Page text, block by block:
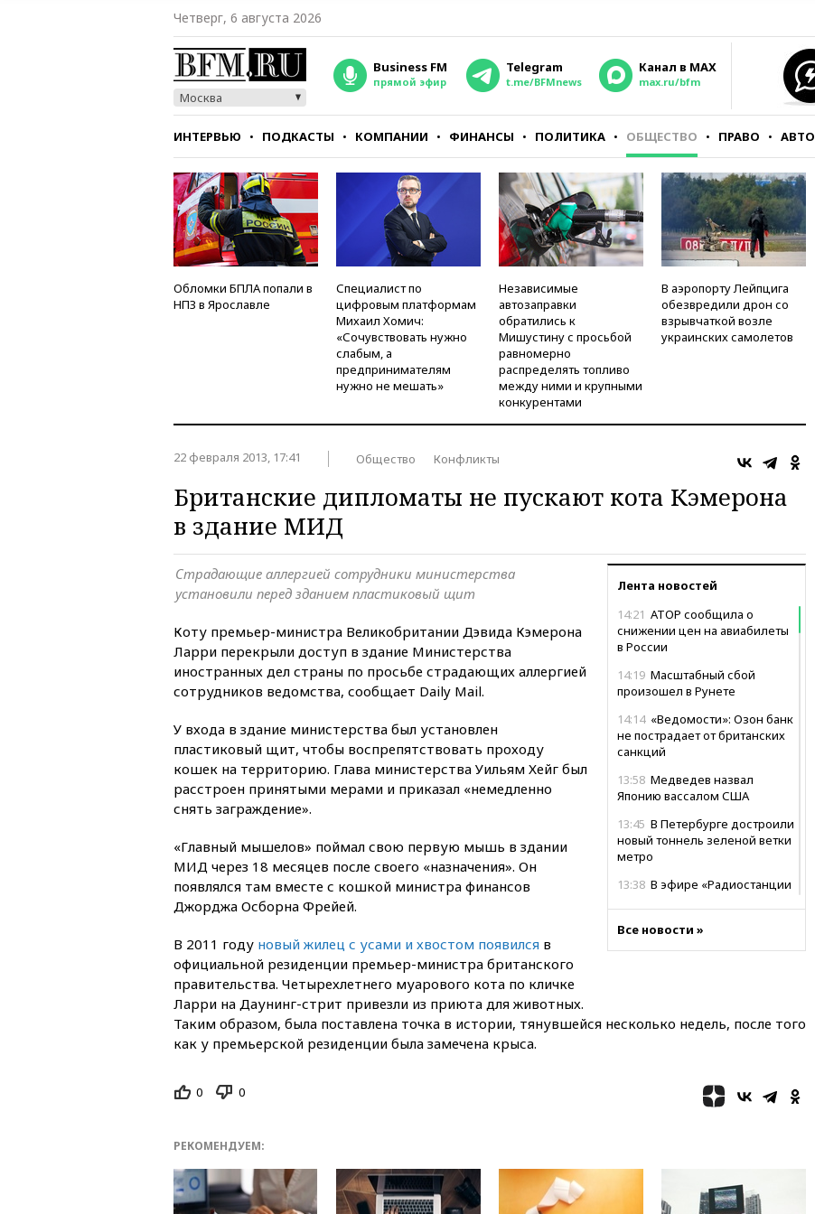
Четверг, 6 августа 2026
Москва
Business FM
прямой эфир
Telegram
t.me/BFMnews
Канал в MAX
max.ru/bfm
ИНТЕРВЬЮ ПОДКАСТЫ КОМПАНИИ ФИНАНСЫ ПОЛИТИКА ОБЩЕСТВО ПРАВО АВТО
СТИЛЬ ТЕСТЫ
Обломки БПЛА попали в
НПЗ в Ярославле
Специалист по
цифровым платформам
Михаил Хомич:
«Сочувствовать нужно
слабым, а
предпринимателям
нужно не мешать»
Независимые
автозаправки
обратились к
Мишустину с просьбой
равномерно
распределять топливо
между ними и крупными
конкурентами
В аэропорту Лейпцига
обезвредили дрон со
взрывчаткой возле
украинских самолетов
22 февраля 2013, 17:41 Общество Конфликты
Британские дипломаты не пускают кота Кэмерона
в здание МИД
Лента новостей
14:21 АТОР сообщила о
снижении цен на авиабилеты
в России
14:19 Масштабный сбой
произошел в Рунете
14:14 «Ведомости»: Озон банк
не пострадает от британских
санкций
13:58 Медведев назвал
Японию вассалом США
13:45 В Петербурге достроили
новый тоннель зеленой ветки
метро
13:38 В эфире «Радиостанции
со своим преемником
ребенка в Раменском
В Луганске при ракетном
12:44
МВД: число
преступлений, связанных с
отмыванием денег, достигло
Все новости »
Страдающие аллергией сотрудники министерства
установили перед зданием пластиковый щит
Коту премьер-министра Великобритании Дэвида Кэмерона
Ларри перекрыли доступ в здание Министерства
иностранных дел страны по просьбе страдающих аллергией
сотрудников ведомства, сообщает Daily Mail.
У входа в здание министерства был установлен
пластиковый щит, чтобы воспрепятствовать проходу
кошек на территорию. Глава министерства Уильям Хейг был
расстроен принятыми мерами и приказал «немедленно
снять заграждение».
«Главный мышелов» поймал свою первую мышь в здании
МИД через 18 месяцев после своего «назначения». Он
появлялся там вместе с кошкой министра финансов
Джорджа Осборна Фрейей.
В 2011 году новый жилец с усами и хвостом появился в
официальной резиденции премьер-министра британского
правительства. Четырехлетнего муарового кота по кличке
Ларри на Даунинг-стрит привезли из приюта для животных.
Таким образом, была поставлена точка в истории, тянувшейся несколько недель, после того
как у премьерской резиденции была замечена крыса.
0 0
РЕКОМЕНДУЕМ: